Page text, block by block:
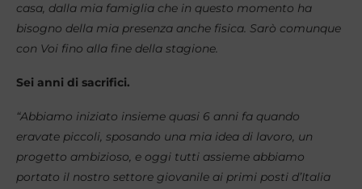
casa, dalla mia famiglia che in questo momento ha
bisogno della mia presenza anche fisica. Sarò comunque
con Voi fino alla fine della stagione.
Sei anni di sacrifici.
“Abbiamo iniziato insieme quasi 6 anni fa quando
eravate piccoli, sposando una mia idea di lavoro, un
progetto ambizioso, e oggi tutti assieme abbiamo
portato il nostro settore giovanile ai primi posti d’Italia